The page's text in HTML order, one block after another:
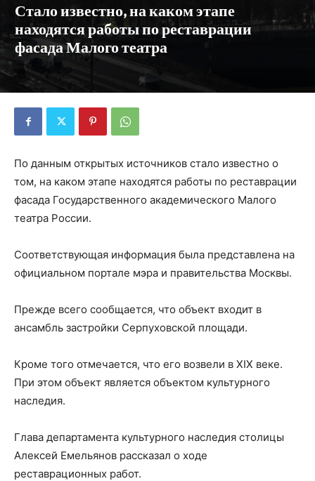
Стало известно, на каком этапе
находятся работы по реставрации
фасада Малого театра
По данным открытых источников стало известно о
том, на каком этапе находятся работы по реставрации
фасада Государственного академического Малого
театра России.
Соответствующая информация была представлена на
официальном портале мэра и правительства Москвы.
Прежде всего сообщается, что объект входит в
ансамбль застройки Серпуховской площади.
Кроме того отмечается, что его возвели в XIX веке.
При этом объект является объектом культурного
наследия.
Глава департамента культурного наследия столицы
Алексей Емельянов рассказал о ходе
реставрационных работ.